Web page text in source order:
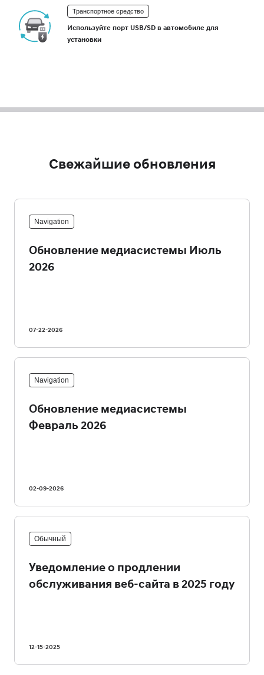
Транспортное средство
Используйте порт USB/SD в автомобиле для
установки
Свежайшие обновления
Navigation
Обновление медиасистемы Июль
2026
07-22-2026
Navigation
Обновление медиасистемы
Февраль 2026
02-09-2026
Обычный
Уведомление о продлении
обслуживания веб-сайта в 2025 году
12-15-2025